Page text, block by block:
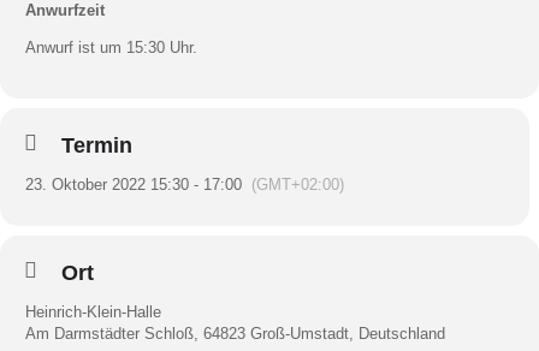
Anwurfzeit
Anwurf ist um 15:30 Uhr.
Termin
23. Oktober 2022 15:30 - 17:00 (GMT+02:00)
Ort
Heinrich-Klein-Halle
Am Darmstädter Schloß, 64823 Groß-Umstadt, Deutschland